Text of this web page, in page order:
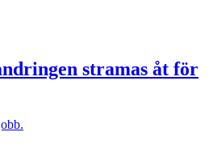
stramas åt för